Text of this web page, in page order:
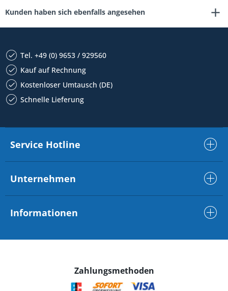
Kunden haben sich ebenfalls angesehen
Tel. +49 (0) 9653 / 929560
Kauf auf Rechnung
Kostenloser Umtausch (DE)
Schnelle Lieferung
Service Hotline
Unternehmen
Informationen
Zahlungsmethoden